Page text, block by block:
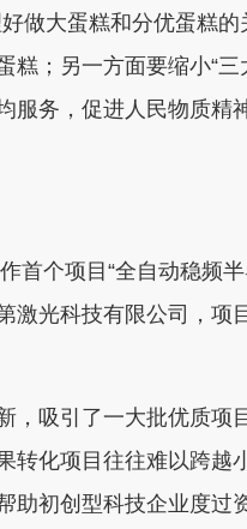
大蛋糕和分优蛋糕的
；另一方面要缩小“
服务，促进人民物质精
个项目“全自动稳频
激光科技有限公司，项
吸引了一大批优质项
转化项目往往难以跨越
初创型科技企业度过